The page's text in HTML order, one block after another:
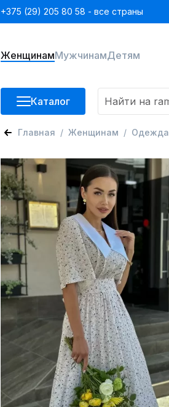
+375 (29) 205 80 58 - все страны
ЖенщинамМужчинамДетям
Каталог
Главная Женщинам Одежда